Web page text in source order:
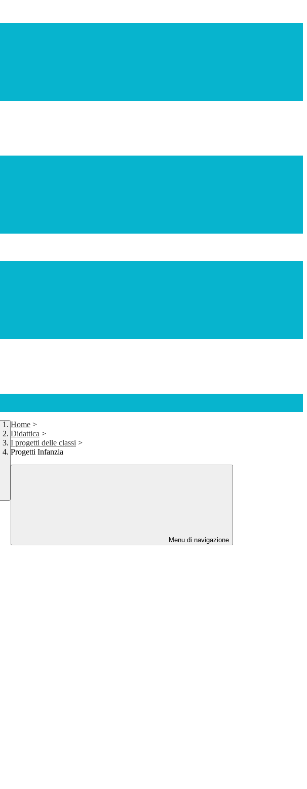
Home >
Didattica >
I progetti delle classi >
Progetti Infanzia
Menu di navigazione